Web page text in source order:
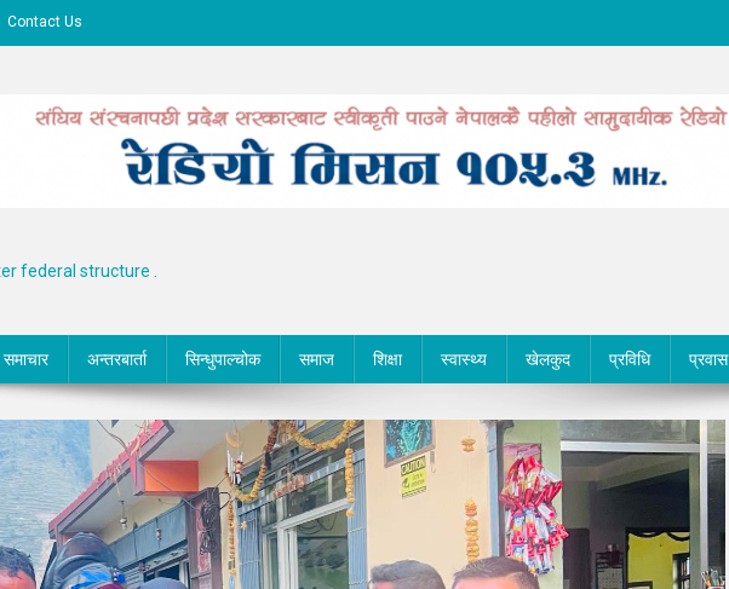
Contact Us
federal structure .
समाचार अन्तरबार्ता सिन्धुपाल्चोक समाज शिक्षा स्वास्थ्य खेलकुद प्रविधि प्रवास